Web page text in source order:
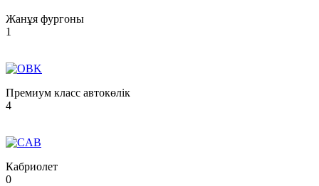
Жанұя фургоны
1
Премиум класс автокөлік
4
Кабриолет
0